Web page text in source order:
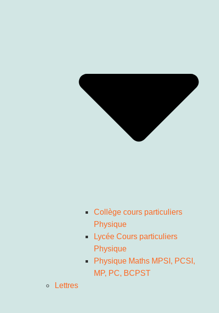
Collège cours particuliers
Physique
Lycée Cours particuliers
Physique
Physique Maths MPSI, PCSI,
MP, PC, BCPST
Lettres